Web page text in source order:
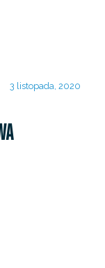
3 listopada, 2020